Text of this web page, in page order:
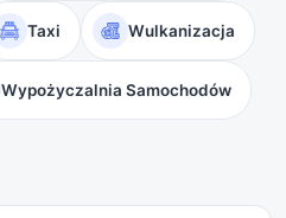
Taxi Wulkanizacja
Wypożyczalnia Samochodów